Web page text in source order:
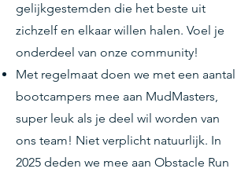
gelijkgestemden die het beste uit
zichzelf en elkaar willen halen. Voel je
onderdeel van onze community!
Met regelmaat doen we met een aantal
bootcampers mee aan MudMasters,
super leuk als je deel wil worden van
ons team! Niet verplicht natuurlijk. In
2025 deden we mee aan Obstacle Run